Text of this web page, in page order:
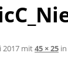
2017 mit45 × 25 in